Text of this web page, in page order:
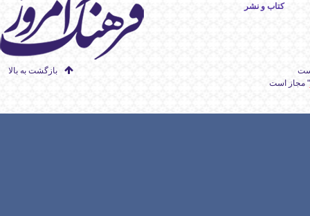
کتاب و نشر
بازگشت به بالا
" مجاز است